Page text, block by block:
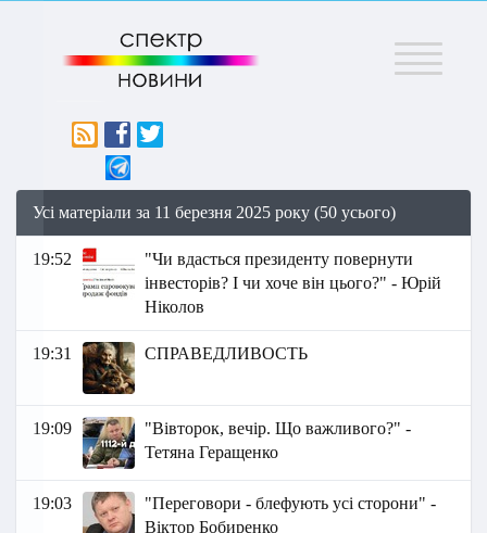
Меню
Усі матеріали за 11 березня 2025 року (50 усього)
19:52
"Чи вдасться президенту повернути
інвесторів? І чи хоче він цього?" - Юрій
Ніколов
19:31 СПРАВЕДЛИВОСТЬ
19:09
"Вівторок, вечір. Що важливого?" -
Тетяна Геращенко
19:03
"Переговори - блефують усі сторони" -
Віктор Бобиренко